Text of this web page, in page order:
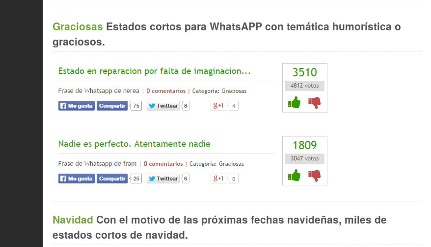
Graciosas Estados cortos para WhatsAPP con temática humorística o
graciosos.
Navidad Con el motivo de las próximas fechas navideñas, miles de
estados cortos de navidad.